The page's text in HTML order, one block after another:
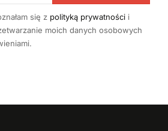
się z polityką prywatności i
moich danych osobowych